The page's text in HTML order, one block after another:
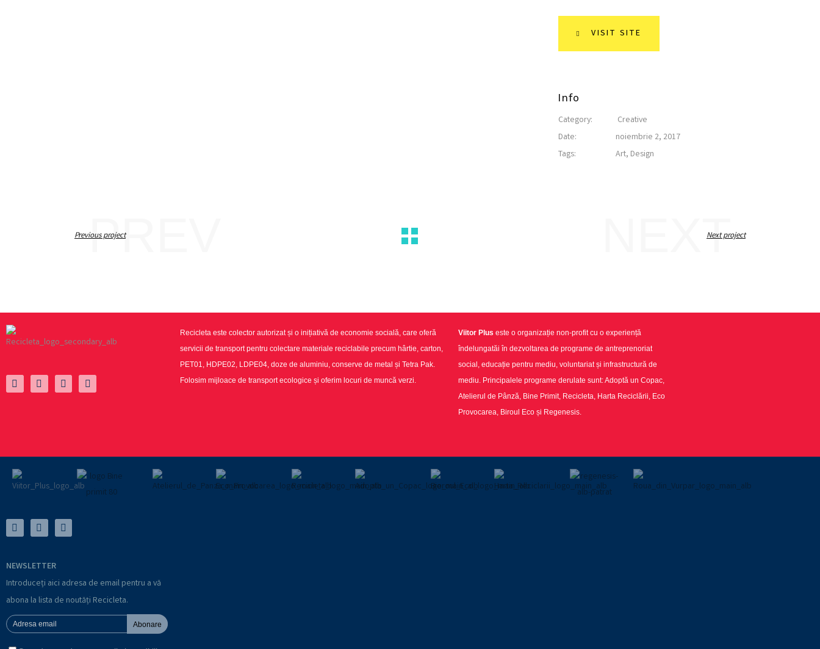
VISIT SITE
Info
Category:
Creative
Date:
noiembrie 2, 2017
Tags:
Art, Design
PREV
Previous project NEXT
Next project
Recicleta este colector autorizat și o inițiativă de economie socială, care oferă
servicii de transport pentru colectare materiale reciclabile precum hârtie, carton,
PET01, HDPE02, LDPE04, doze de aluminiu, conserve de metal și Tetra Pak.
Folosim mijloace de transport ecologice și oferim locuri de muncă verzi.
Viitor Plus este o organizație non-profit cu o experiență
îndelungatăi în dezvoltarea de programe de antreprenoriat
social, educație pentru mediu, voluntariat și infrastructură de
mediu. Principalele programe derulate sunt: Adoptă un Copac,
Atelierul de Pânză, Bine Primit, Recicleta, Harta Reciclării, Eco
Provocarea, Biroul Eco și Regenesis.
NEWSLETTER
Introduceți aici adresa de email pentru a vă
abona la lista de noutăți Recicleta.
Abonare